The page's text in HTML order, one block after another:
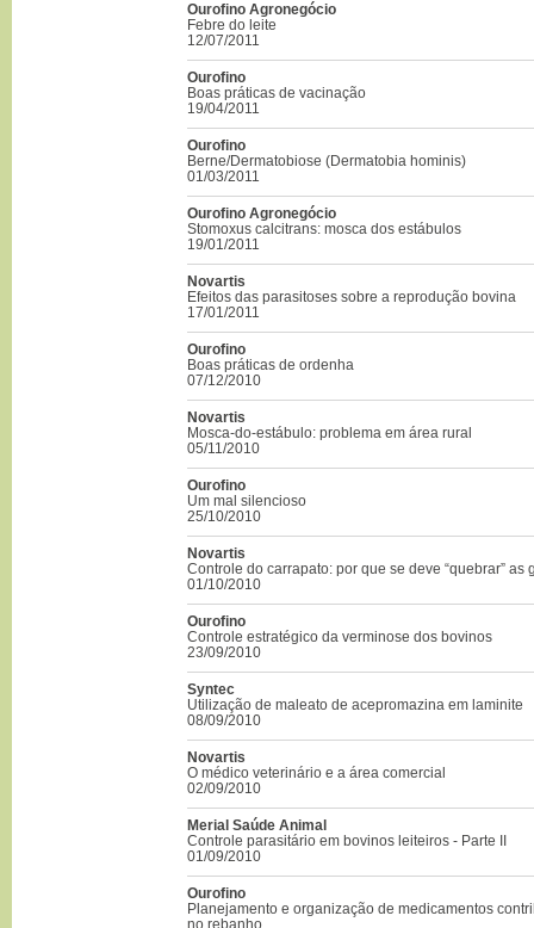
Ourofino Agronegócio
Febre do leite
12/07/2011
Ourofino
Boas práticas de vacinação
19/04/2011
Ourofino
Berne/Dermatobiose (Dermatobia hominis)
01/03/2011
Ourofino Agronegócio
Stomoxus calcitrans: mosca dos estábulos
19/01/2011
Novartis
Efeitos das parasitoses sobre a reprodução bovina
17/01/2011
Ourofino
Boas práticas de ordenha
07/12/2010
Novartis
Mosca-do-estábulo: problema em área rural
05/11/2010
Ourofino
Um mal silencioso
25/10/2010
Novartis
Controle do carrapato: por que se deve “quebrar” as
01/10/2010
Ourofino
Controle estratégico da verminose dos bovinos
23/09/2010
Syntec
Utilização de maleato de acepromazina em laminite
08/09/2010
Novartis
O médico veterinário e a área comercial
02/09/2010
Merial Saúde Animal
Controle parasitário em bovinos leiteiros - Parte II
01/09/2010
Ourofino
Planejamento e organização de medicamentos
no rebanho